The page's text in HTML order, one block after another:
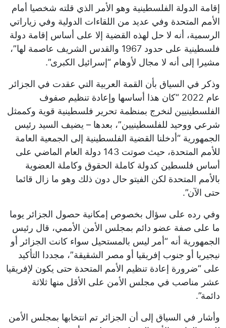
إقامة الدولة الفلسطينية وهو الأمر الذي قلته شخصيا أمام
الأمم المتحدة وفي عديد من اللقاءات الدولية وفي زياراتي
الرسمية، أنه لا حل لهذه القضية إلا على أساس إقامة دولة
فلسطينية على حدود 1967 والقدس الشريف عاصمة لها”،
مشيرا إلى أنه لا مجال لأوهام “إسرائيل الكبرى”.
وذكر في السياق بأن القمة العربية التي عقدت في الجزائر
عام 2022 “كان هذا أساسها وإعادة تنظيم صفوف
الفلسطينيين لنخرج بمنظمة تحرير فلسطينية قوية وكممثل
شرعي ووحيد للفلسطينيين”، بعدها – يضيف السيد رئيس
الجمهورية “أدخلنا القضية الفلسطينية إلى الجمعية العامة
للأمم المتحدة، حيث صوتت 143 دولة العام الماضي على
أساس فلسطين كدولة كاملة الحقوق وكاملة العضوية
بالأمم المتحدة لكن الفيتو حال دون ذلك وهو ما زال قائما
حتى الآن”.
وفي رده على سؤال بخصوص إمكانية حصول الجزائر يوما
ما على صفة عضو دائم بمجلس الأمن الأممي، قال رئيس
الجمهورية أنه “أمر ليس بالمستحيل سواء كانت الجزائر أو
نيجيريا أو جنوب إفريقيا أو مصر الشقيقة”، مجددا التأكيد
على “ضرورة إعادة تنظيم الأمم المتحدة حتى يكون لإفريقيا
عشر مناصب في مجلس الأمن على الأقل منها ثلاثة
دائمة”.
وأشار في السياق إلى أن الجزائر تم انتخابها بمجلس الأمن